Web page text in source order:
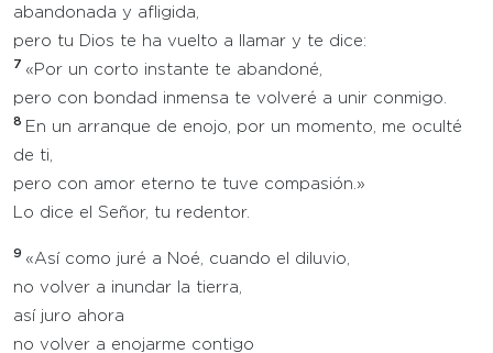
abandonada y afligida,
pero tu Dios te ha vuelto a llamar y te dice:
7 «Por un corto instante te abandoné,
pero con bondad inmensa te volveré a unir conmigo.
8 En un arranque de enojo, por un momento, me oculté
de ti,
pero con amor eterno te tuve compasión.»
Lo dice el Señor, tu redentor.
9 «Así como juré a Noé, cuando el diluvio,
no volver a inundar la tierra,
así juro ahora
no volver a enojarme contigo